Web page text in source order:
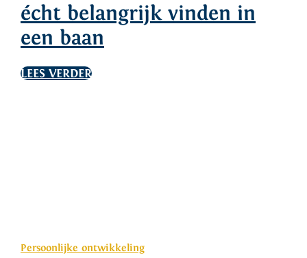
écht belangrijk vinden in
een baan
LEES VERDER
Persoonlijke ontwikkeling